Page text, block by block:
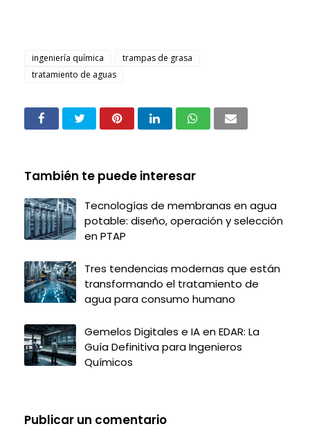
ingeniería química
trampas de grasa
tratamiento de aguas
También te puede interesar
Tecnologías de membranas en agua
potable: diseño, operación y selección
en PTAP
Tres tendencias modernas que están
transformando el tratamiento de
agua para consumo humano
Gemelos Digitales e IA en EDAR: La
Guía Definitiva para Ingenieros
Químicos
Publicar un comentario